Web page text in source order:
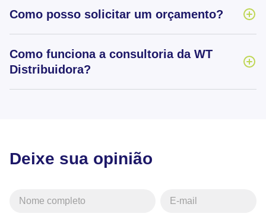
Como posso solicitar um orçamento?
Como funciona a consultoria da WT
Distribuidora?
Deixe sua opinião